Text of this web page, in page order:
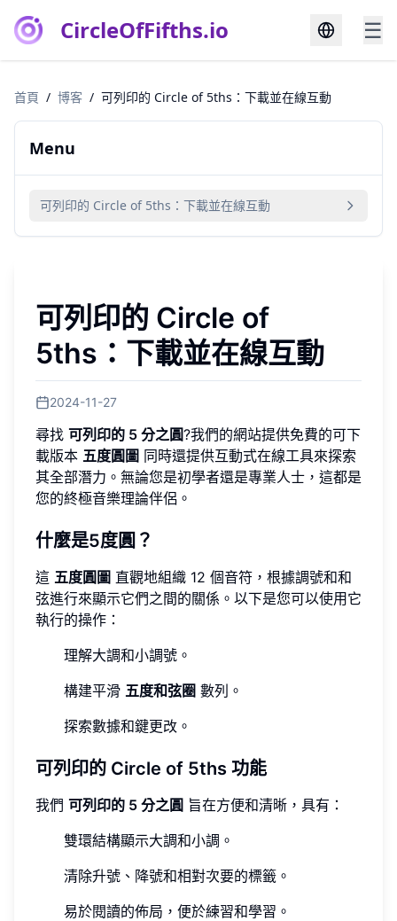
CircleOfFifths.io ☰
首頁 / 博客 / 可列印的 Circle of 5ths：下載並在線互動
Menu
可列印的 Circle of 5ths：下載並在線互動
可列印的 Circle of
5ths：下載並在線互動
2024-11-27
尋找 可列印的 5 分之圓?我們的網站提供免費的可下
載版本 五度圓圖 同時還提供互動式在線工具來探索
其全部潛力。無論您是初學者還是專業人士，這都是
您的終極音樂理論伴侶。
什麼是5度圓？
這 五度圓圖 直觀地組織 12 個音符，根據調號和和
弦進行來顯示它們之間的關係。以下是您可以使用它
執行的操作：
理解大調和小調號。
構建平滑 五度和弦圈 數列。
探索數據和鍵更改。
可列印的 Circle of 5ths 功能
我們 可列印的 5 分之圓 旨在方便和清晰，具有：
雙環結構顯示大調和小調。
清除升號、降號和相對次要的標籤。
易於閱讀的佈局，便於練習和學習。